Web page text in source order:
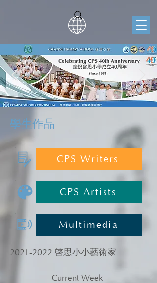
學生作品
CPS Writers
CPS Artists
Multimedia
2021-2022 啓思小小藝術家
Current Week